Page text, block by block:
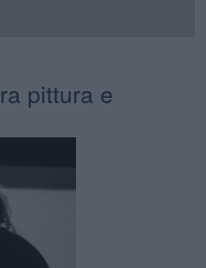
pittura e